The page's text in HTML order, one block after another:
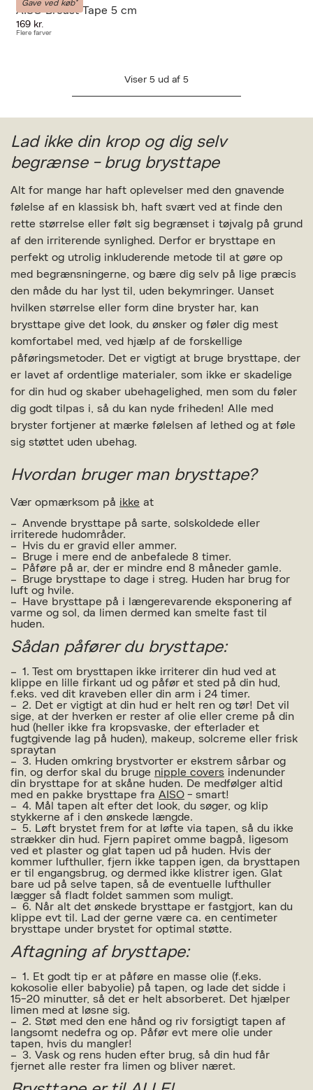
Gave ved køb*
AISO Breast Tape 5 cm
169 kr.
Flere farver
Viser 5 ud af 5
Lad ikke din krop og dig selv
begrænse - brug brysttape
Alt for mange har haft oplevelser med den gnavende
følelse af en klassisk bh, haft svært ved at finde den
rette størrelse eller følt sig begrænset i tøjvalg på grund
af den irriterende synlighed. Derfor er brysttape en
perfekt og utrolig inkluderende metode til at gøre op
med begrænsningerne, og bære dig selv på lige præcis
den måde du har lyst til, uden bekymringer. Uanset
hvilken størrelse eller form dine bryster har, kan
brysttape give det look, du ønsker og føler dig mest
komfortabel med, ved hjælp af de forskellige
påføringsmetoder. Det er vigtigt at bruge brysttape, der
er lavet af ordentlige materialer, som ikke er skadelige
for din hud og skaber ubehagelighed, men som du føler
dig godt tilpas i, så du kan nyde friheden! Alle med
bryster fortjener at mærke følelsen af lethed og at føle
sig støttet uden ubehag.
Hvordan bruger man brysttape?
Vær opmærksom på ikke at
Anvende brysttape på sarte, solskoldede eller
irriterede hudområder.
Hvis du er gravid eller ammer.
Bruge i mere end de anbefalede 8 timer.
Påføre på ar, der er mindre end 8 måneder gamle.
Bruge brysttape to dage i streg. Huden har brug for
luft og hvile.
Have brysttape på i længerevarende eksponering af
varme og sol, da limen dermed kan smelte fast til
huden.
Sådan påfører du brysttape:
1. Test om brysttapen ikke irriterer din hud ved at
klippe en lille firkant ud og påfør et sted på din hud,
f.eks. ved dit kraveben eller din arm i 24 timer.
2. Det er vigtigt at din hud er helt ren og tør! Det vil
sige, at der hverken er rester af olie eller creme på din
hud (heller ikke fra kropsvaske, der efterlader et
fugtgivende lag på huden), makeup, solcreme eller frisk
spraytan
3. Huden omkring brystvorter er ekstrem sårbar og
fin, og derfor skal du bruge nipple covers indenunder
din brysttape for at skåne huden. De medfølger altid
med en pakke brysttape fra AISO - smart!
4. Mål tapen alt efter det look, du søger, og klip
stykkerne af i den ønskede længde.
5. Løft brystet frem for at løfte via tapen, så du ikke
strækker din hud. Fjern papiret omme bagpå, ligesom
ved et plaster og glat tapen ud på huden. Hvis der
kommer lufthuller, fjern ikke tappen igen, da brysttapen
er til engangsbrug, og dermed ikke klistrer igen. Glat
bare ud på selve tapen, så de eventuelle lufthuller
lægger så fladt foldet sammen som muligt.
6. Når alt det ønskede brysttape er fastgjort, kan du
klippe evt til. Lad der gerne være ca. en centimeter
brysttape under brystet for optimal støtte.
Aftagning af brysttape:
1. Et godt tip er at påføre en masse olie (f.eks.
kokosolie eller babyolie) på tapen, og lade det sidde i
15-20 minutter, så det er helt absorberet. Det hjælper
limen med at løsne sig.
2. Støt med den ene hånd og riv forsigtigt tapen af
langsomt nedefra og op. Påfør evt mere olie under
tapen, hvis du mangler!
3. Vask og rens huden efter brug, så din hud får
fjernet alle rester fra limen og bliver næret.